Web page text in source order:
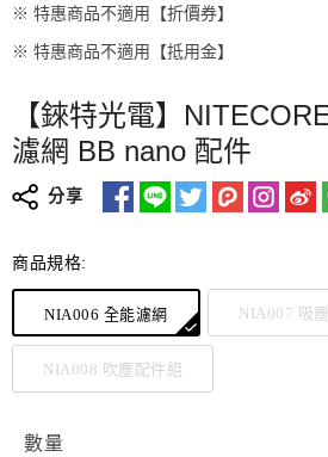
※ 特惠商品不適用【折價券】
※ 特惠商品不適用【抵用金】
【錸特光電】
濾網 BB nano 配件
分享
商品規格:
NIA006 全能濾網 NIA007 吸
NIA008 吹塵配件組
數量